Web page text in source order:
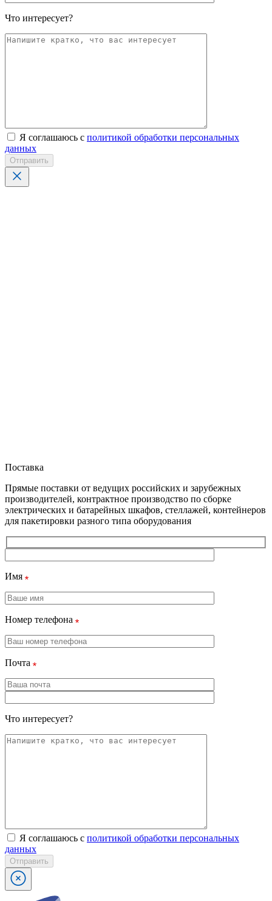
Что интересует?
Я соглашаюсь с политикой обработки персональных
данных
Отправить
Поставка
Прямые поставки от ведущих российских и зарубежных
производителей, контрактное производство по сборке
электрических и батарейных шкафов, стеллажей, контейнеров
для пакетировки разного типа оборудования
Имя
Номер телефона
Почта
Что интересует?
Я соглашаюсь с политикой обработки персональных
данных
Отправить